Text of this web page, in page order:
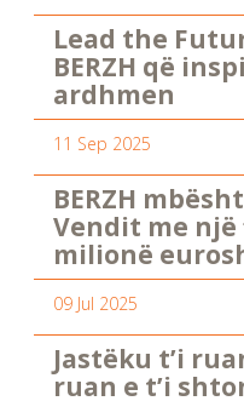
Lead the
BERZH që
ardhmen
11 Sep 2025
BERZH
Vendit me
milionë
09 Jul 2025
Jastëku t’i
ruan e t’i